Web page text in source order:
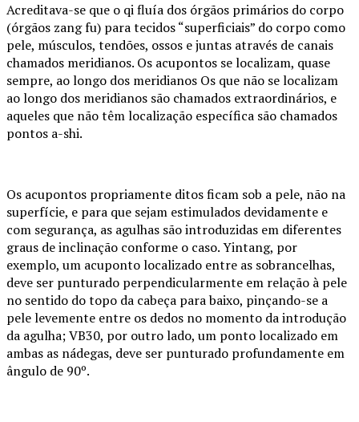
Acreditava-se que o qi fluía dos órgãos primários do corpo
(órgãos zang fu) para tecidos “superficiais” do corpo como
pele, músculos, tendões, ossos e juntas através de canais
chamados meridianos. Os acupontos se localizam, quase
sempre, ao longo dos meridianos Os que não se localizam
ao longo dos meridianos são chamados extraordinários, e
aqueles que não têm localização específica são chamados
pontos a-shi.
Os acupontos propriamente ditos ficam sob a pele, não na
superfície, e para que sejam estimulados devidamente e
com segurança, as agulhas são introduzidas em diferentes
graus de inclinação conforme o caso. Yintang, por
exemplo, um acuponto localizado entre as sobrancelhas,
deve ser punturado perpendicularmente em relação à pele
no sentido do topo da cabeça para baixo, pinçando-se a
pele levemente entre os dedos no momento da introdução
da agulha; VB30, por outro lado, um ponto localizado em
ambas as nádegas, deve ser punturado profundamente em
ângulo de 90º.